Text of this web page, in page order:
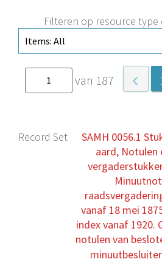
Filteren op resource type
van 187
Record Set
SAMH 0056.1
aard, Notulen
vanaf 18 mei
index vanaf 1920.
notulen van